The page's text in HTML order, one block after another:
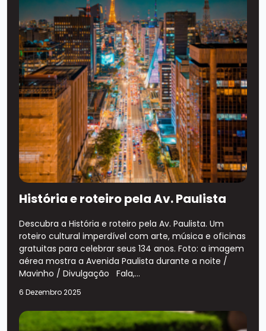
História e roteiro pela Av. Paulista
Descubra a História e roteiro pela Av. Paulista. Um
roteiro cultural imperdível com arte, música e oficinas
gratuitas para celebrar seus 134 anos. Foto: a imagem
aérea mostra a Avenida Paulista durante a noite /
Mavinho / Divulgação Fala,...
6 Dezembro 2025